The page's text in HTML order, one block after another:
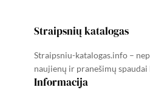
Straipsnių katalogas
Straipsniu-katalogas.info –
naujienų ir pranešimų spaudai
Informacija